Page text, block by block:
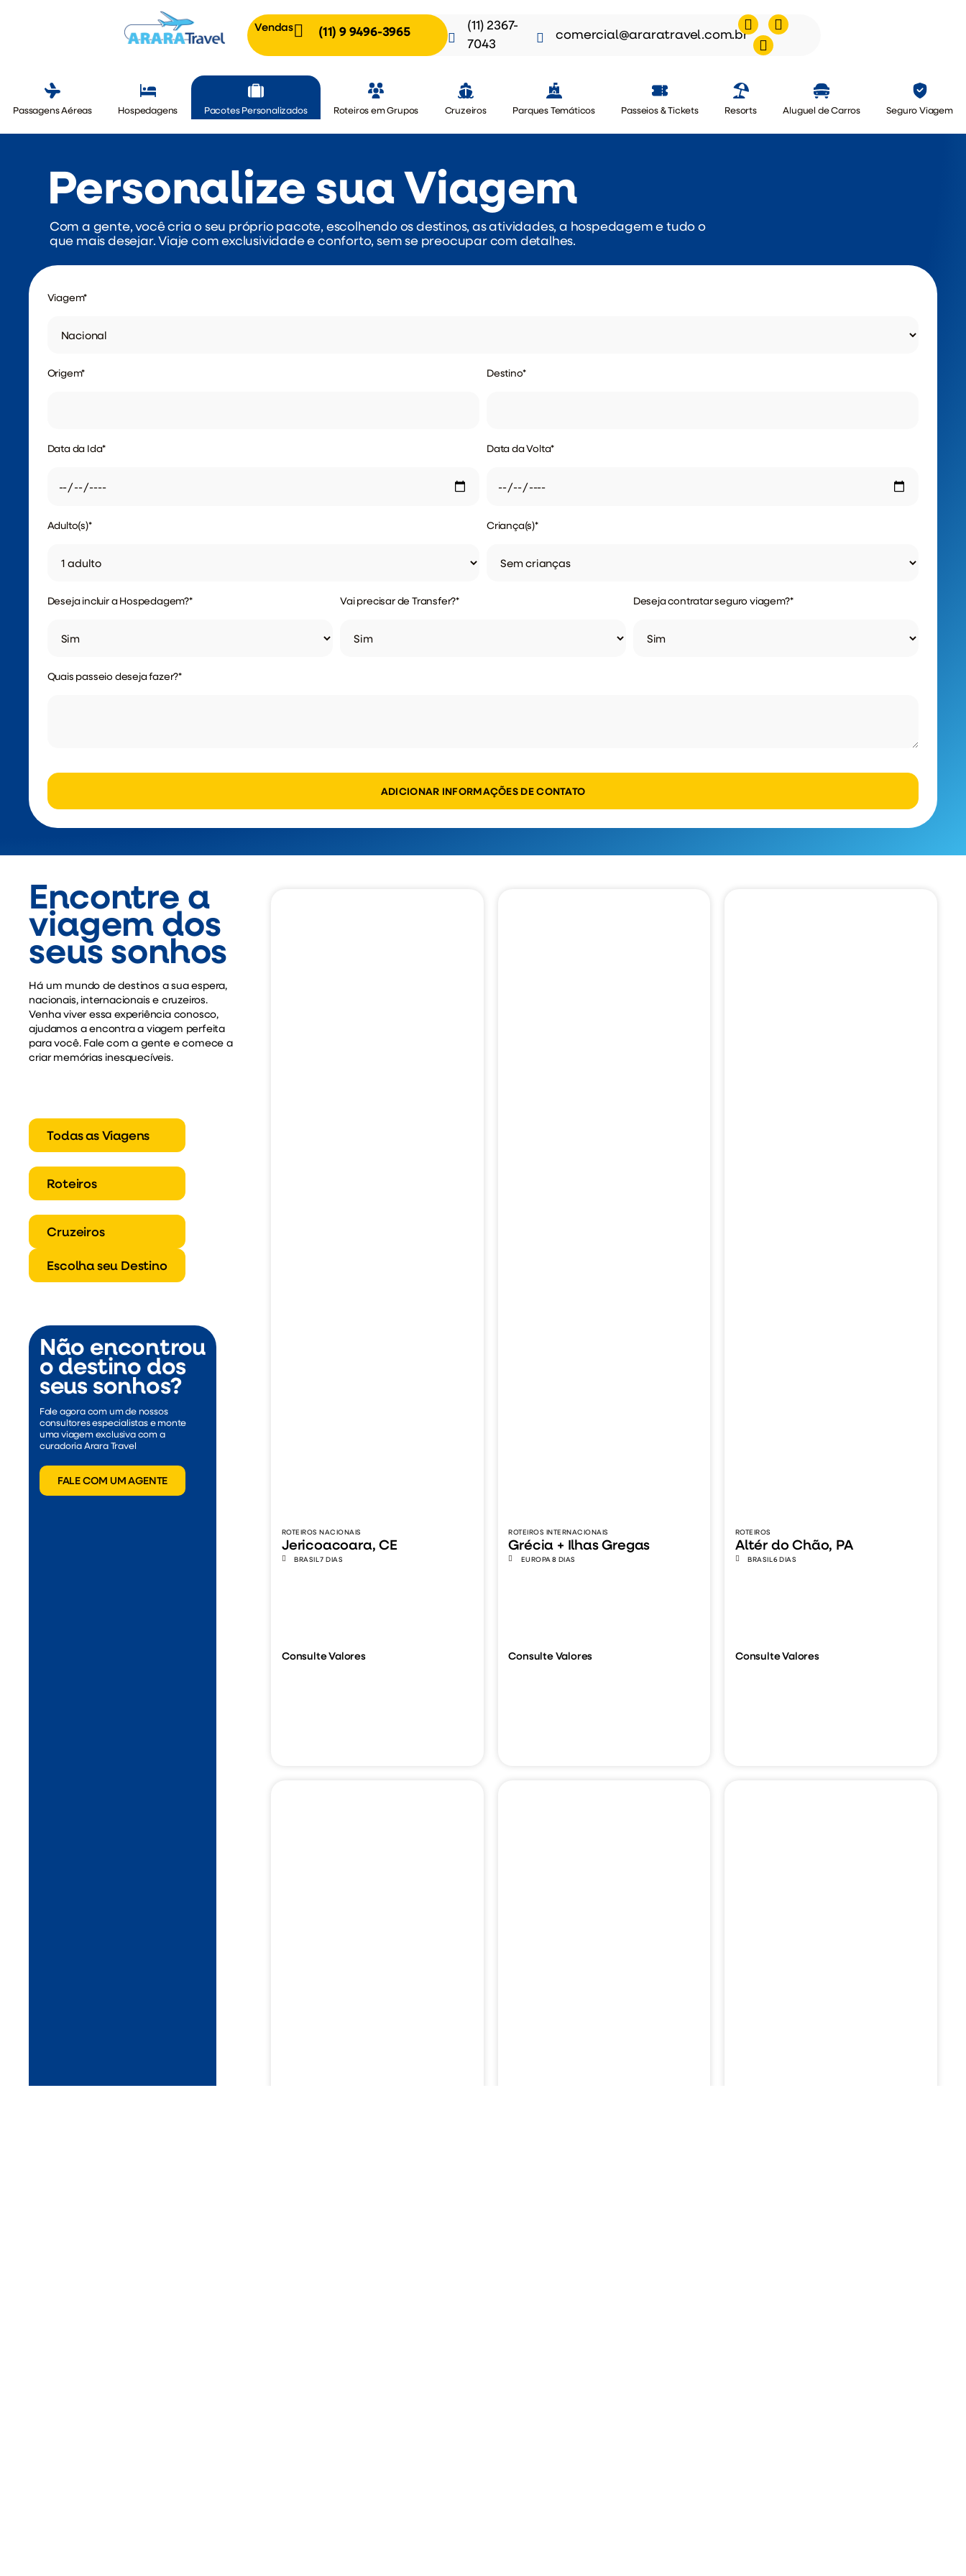
Vendas (11) 9 9496-3965
(11) 2367-
7043
comercial@araratravel.com.br
Passagens Aéreas Hospedagens Pacotes Personalizados Roteiros em Grupos Cruzeiros Parques Temáticos Passeios & Tickets Resorts Aluguel de Carros Seguro Viagem
Personalize sua Viagem
Com a gente, você cria o seu próprio pacote, escolhendo os destinos, as atividades, a hospedagem e tudo o
que mais desejar. Viaje com exclusividade e conforto, sem se preocupar com detalhes.
Viagem*
Origem* Destino*
Data da Ida* Data da Volta*
Adulto(s)* Criança(s)*
Deseja incluir a Hospedagem?* Vai precisar de Transfer?* Deseja contratar seguro viagem?*
Quais passeio deseja fazer?*
ADICIONAR INFORMAÇÕES DE CONTATO
ROTEIROS NACIONAIS
Jericoacoara, CE
BRASIL 7 DIAS
Consulte Valores
ROTEIROS INTERNACIONAIS
Grécia + Ilhas Gregas
EUROPA 8 DIAS
Consulte Valores
ROTEIROS
Altér do Chão, PA
BRASIL 6 DIAS
Consulte Valores
Encontre a
viagem dos
seus sonhos
Há um mundo de destinos a sua espera,
nacionais, internacionais e cruzeiros.
Venha viver essa experiência conosco,
ajudamos a encontra a viagem perfeita
para você. Fale com a gente e comece a
criar memórias inesquecíveis.
Todas as Viagens
Roteiros
Cruzeiros
Escolha seu Destino
Não encontrou
o destino dos
seus sonhos?
Fale agora com um de nossos
consultores especialistas e monte
uma viagem exclusiva com a
curadoria Arara Travel
FALE COM UM AGENTE